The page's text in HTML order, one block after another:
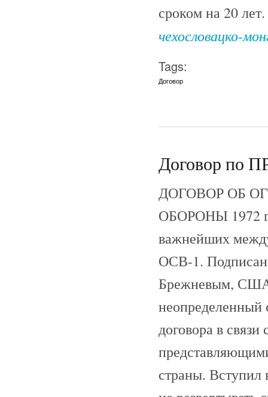
сроком на 20
чехословацко-
Tags:
Договор
Договор по
ДОГОВОР ОБ
ОБОРОНЫ 1972
важнейших
ОСВ-1.
Брежневым,
неопределенный
договора в
страны.